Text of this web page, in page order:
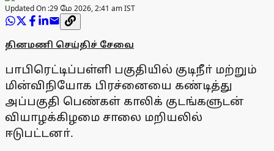
Updated On :29 மே 2026, 2:41 am IST
தினமணி செய்திச் சேவை
பாபிரெட்டிப்பள்ளி பகுதியில் குடிநீா் மற்றும்
மின்விநியோக பிரச்னையை கண்டித்து
அப்பகுதி பெண்கள் காலிக் குடங்களுடன்
வியாழக்கிழமை சாலை மறியலில்
ஈடுபட்டனா்.